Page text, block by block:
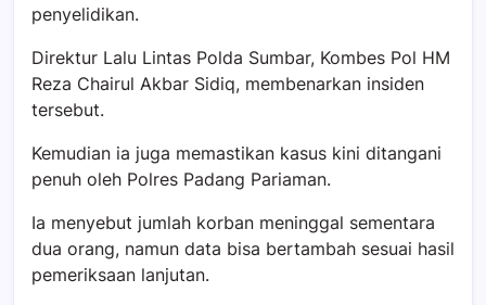
penyelidikan.
Direktur Lalu Lintas Polda Sumbar, Kombes Pol HM
Reza Chairul Akbar Sidiq, membenarkan insiden
tersebut.
Kemudian ia juga memastikan kasus kini ditangani
penuh oleh Polres Padang Pariaman.
Ia menyebut jumlah korban meninggal sementara
dua orang, namun data bisa bertambah sesuai hasil
pemeriksaan lanjutan.